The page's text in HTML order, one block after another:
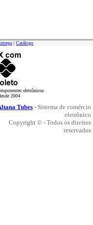
| Catálogo
eletrônicos
2004
Tubes- Sistema de comércio
eletrônico
Copyright © - Todos os direitos
reservados